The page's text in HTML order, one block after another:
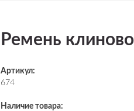
Ремень
Артикул:
674
Наличие товара: